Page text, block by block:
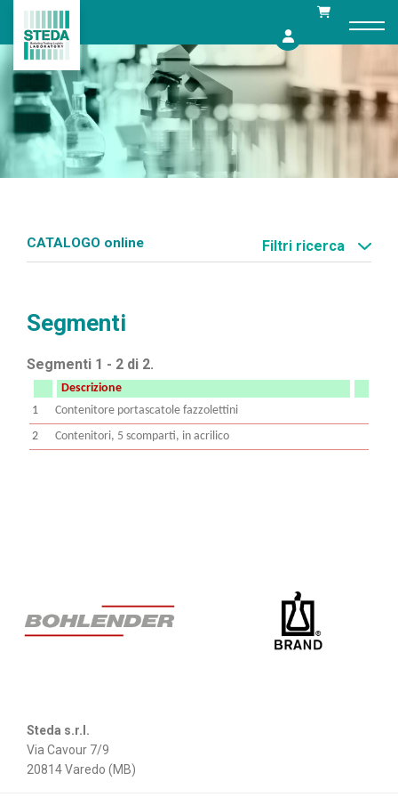
content
CATALOGO online Filtri ricerca
Segmenti
Segmenti 1 - 2 di 2.
Descrizione
1
Contenitore portascatole fazzolettini
2
Contenitori, 5 scomparti, in acrilico
Steda s.r.l.
Via Cavour 7/9
20814 Varedo (MB)